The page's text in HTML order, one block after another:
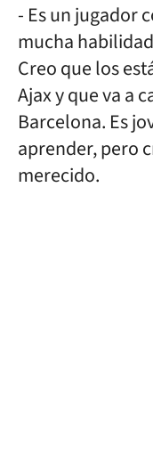
- Es un jugador
mucha
Creo que los
Ajax y que va a
Barcelona. Es
aprender, pero
merecido.